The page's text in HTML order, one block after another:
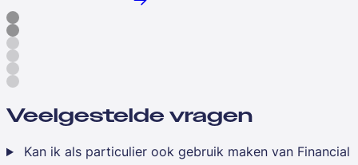
Veelgestelde vragen
Kan ik als particulier ook gebruik maken van Financial